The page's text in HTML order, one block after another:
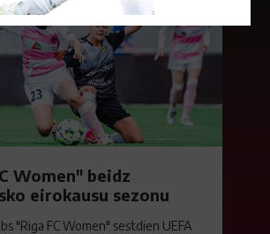
Women" beidz
eirokausu sezonu
"Riga FC Women" sestdien UEFA